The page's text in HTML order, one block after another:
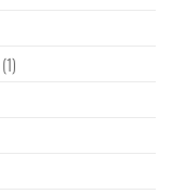
(1)